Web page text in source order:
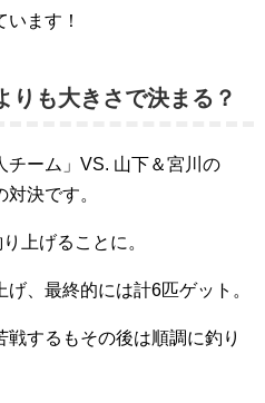
ます！
りも大きさで決まる？
チーム」VS. 山下＆宮川の
決です。
上げることに。
、最終的には計6匹ゲット。
するもその後は順調に釣り